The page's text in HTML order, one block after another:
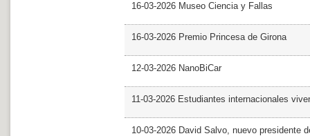
16-03-2026 Museo Ciencia y Fallas
16-03-2026 Premio Princesa de Girona
12-03-2026 NanoBiCar
11-03-2026 Estudiantes internacionales
10-03-2026 David Salvo, nuevo presidente